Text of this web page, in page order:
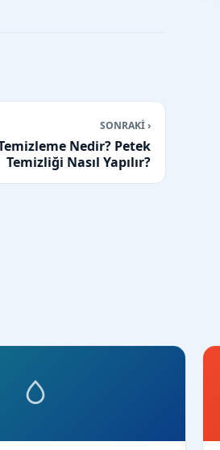
SONRAKİ ›
Nedir? Petek
Temizliği Nasıl Yapılır?